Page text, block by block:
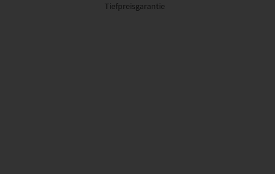
Tiefpreisgarantie